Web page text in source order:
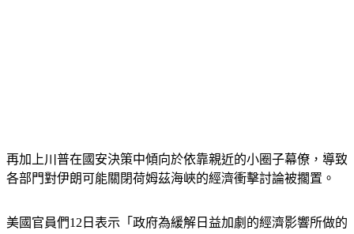
再加上川普在國安決策中傾向於依靠親近的小圈子幕僚，導致
各部門對伊朗可能關閉荷姆茲海峽的經濟衝擊討論被擱置。
美國官員們12日表示「政府為緩解日益加劇的經濟影響所做的